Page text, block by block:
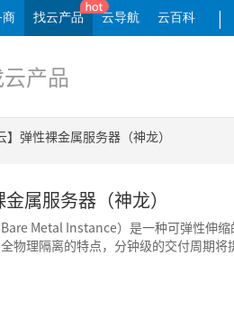
商 找云产品 云导航 云百科 |
产品
】弹性裸金属服务器（神龙）
属服务器（神龙）
Metal Instance）是一种可弹性伸
物理隔离的特点，分钟级的交付周期